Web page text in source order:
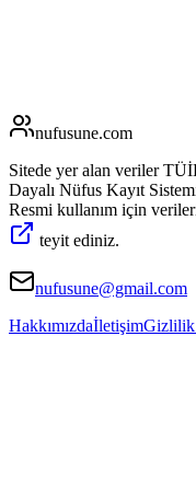
nufusune.com
Sitede yer alan veriler
Dayalı Nüfus Kayıt
Resmi kullanım için
teyit ediniz.
nufusune@gmail.com
HakkımızdaİletişimGizlilik